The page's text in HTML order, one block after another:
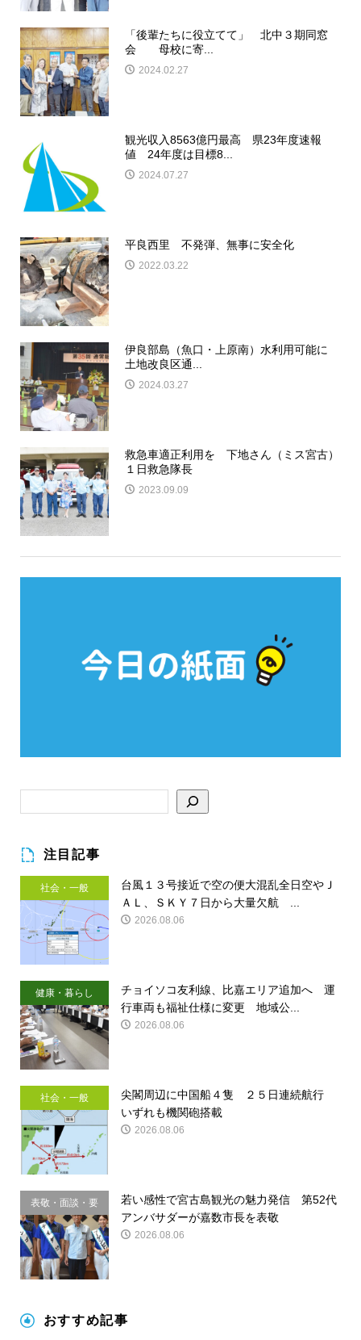
「後輩たちに役立てて」 北中３期同窓
会 母校に寄...
2024.02.27
観光収入8563億円最高 県23年度速報
値 24年度は目標8...
2024.07.27
平良西里 不発弾、無事に安全化
2022.03.22
伊良部島（魚口・上原南）水利用可能に
土地改良区通...
2024.03.27
救急車適正利用を 下地さん（ミス宮古）
１日救急隊長
2023.09.09
注目記事
社会・一般
台風１３号接近で空の便大混乱全日空やＪ
ＡＬ、ＳＫＹ７日から大量欠航 ...
2026.08.06
健康・暮らし
チョイソコ友利線、比嘉エリア追加へ 運
行車両も福祉仕様に変更 地域公...
2026.08.06
社会・一般
尖閣周辺に中国船４隻 ２５日連続航行
いずれも機関砲搭載
2026.08.06
表敬・面談・要
請
若い感性で宮古島観光の魅力発信 第52代
アンバサダーが嘉数市長を表敬
2026.08.06
おすすめ記事